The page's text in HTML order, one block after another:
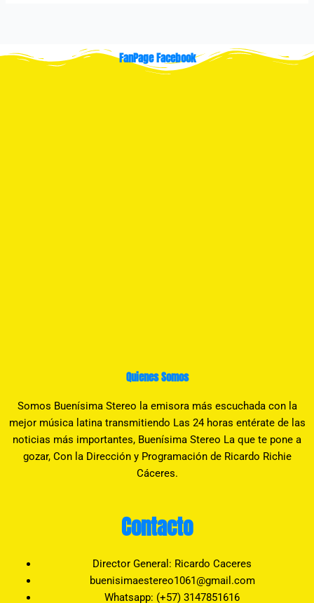
FanPage Facebook
Quienes Somos
Somos Buenísima Stereo la emisora más escuchada con la
mejor música latina transmitiendo Las 24 horas entérate de las
noticias más importantes, Buenísima Stereo La que te pone a
gozar, Con la Dirección y Programación de Ricardo Richie
Cáceres.
Contacto
Director General: Ricardo Caceres
buenisimaestereo1061@gmail.com
Whatsapp: (+57) 3147851616